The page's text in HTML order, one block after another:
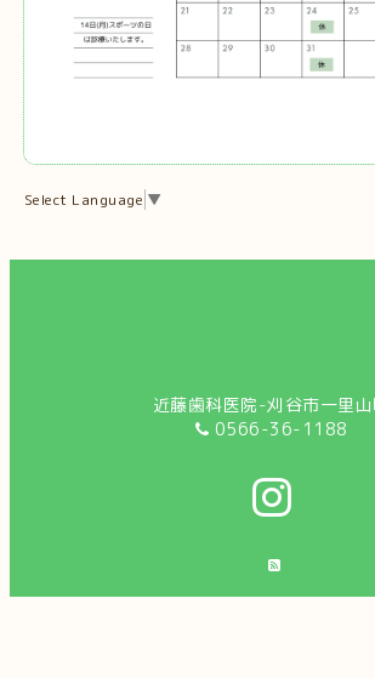
Select Language ▼
近藤歯科医院-刈谷市一里
0566-36-1188